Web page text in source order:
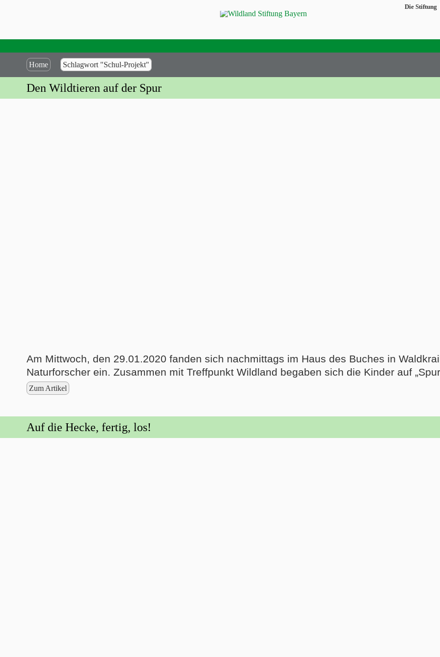
Die Stiftung
Home Schlagwort "Schul-Projekt"
Den Wildtieren auf der Spur
Am Mittwoch, den 29.01.2020 fanden sich nachmittags im Haus des Buches in
Naturforscher ein. Zusammen mit Treffpunkt Wildland begaben sich die Kinder auf
Zum Artikel
Auf die Hecke, fertig, los!